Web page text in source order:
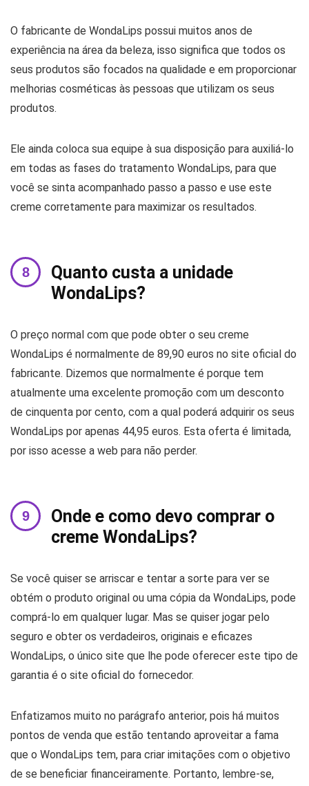
O fabricante de WondaLips possui muitos anos de
experiência na área da beleza, isso significa que todos os
seus produtos são focados na qualidade e em proporcionar
melhorias cosméticas às pessoas que utilizam os seus
produtos.
Ele ainda coloca sua equipe à sua disposição para auxiliá-lo
em todas as fases do tratamento WondaLips, para que
você se sinta acompanhado passo a passo e use este
creme corretamente para maximizar os resultados.
Quanto custa a unidade
WondaLips?
O preço normal com que pode obter o seu creme
WondaLips é normalmente de 89,90 euros no site oficial do
fabricante. Dizemos que normalmente é porque tem
atualmente uma excelente promoção com um desconto
de cinquenta por cento, com a qual poderá adquirir os seus
WondaLips por apenas 44,95 euros. Esta oferta é limitada,
por isso acesse a web para não perder.
Onde e como devo comprar o
creme WondaLips?
Se você quiser se arriscar e tentar a sorte para ver se
obtém o produto original ou uma cópia da WondaLips, pode
comprá-lo em qualquer lugar. Mas se quiser jogar pelo
seguro e obter os verdadeiros, originais e eficazes
WondaLips, o único site que lhe pode oferecer este tipo de
garantia é o site oficial do fornecedor.
Enfatizamos muito no parágrafo anterior, pois há muitos
pontos de venda que estão tentando aproveitar a fama
que o WondaLips tem, para criar imitações com o objetivo
de se beneficiar financeiramente. Portanto, lembre-se,